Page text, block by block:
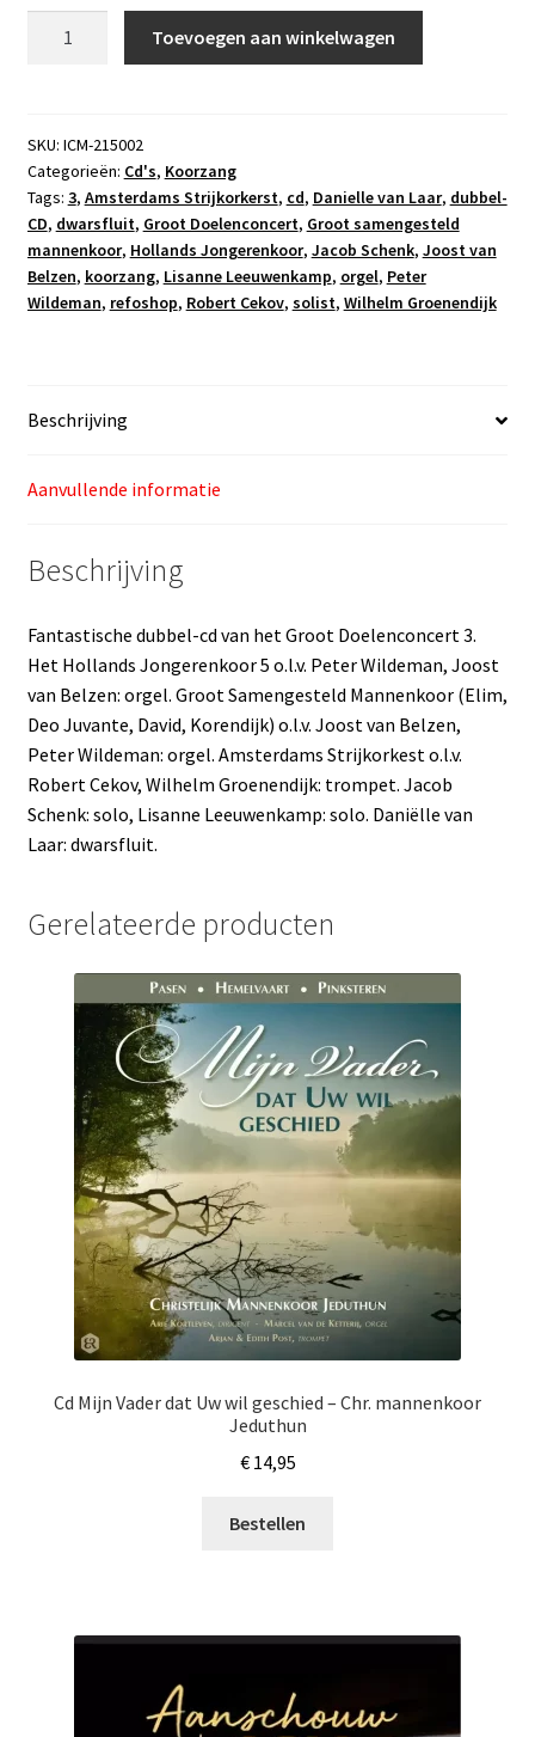
Dubbel-
CD
aantal
Toevoegen aan winkelwagen
SKU: ICM-215002
Categorieën: Cd's, Koorzang
Tags: 3, Amsterdams Strijkorkerst, cd, Danielle van Laar, dubbel-
CD, dwarsfluit, Groot Doelenconcert, Groot samengesteld
mannenkoor, Hollands Jongerenkoor, Jacob Schenk, Joost van
Belzen, koorzang, Lisanne Leeuwenkamp, orgel, Peter
Wildeman, refoshop, Robert Cekov, solist, Wilhelm Groenendijk
Beschrijving
Aanvullende informatie
Beschrijving
Fantastische dubbel-cd van het Groot Doelenconcert 3.
Het Hollands Jongerenkoor 5 o.l.v. Peter Wildeman, Joost
van Belzen: orgel. Groot Samengesteld Mannenkoor (Elim,
Deo Juvante, David, Korendijk) o.l.v. Joost van Belzen,
Peter Wildeman: orgel. Amsterdams Strijkorkest o.l.v.
Robert Cekov, Wilhelm Groenendijk: trompet. Jacob
Schenk: solo, Lisanne Leeuwenkamp: solo. Daniëlle van
Laar: dwarsfluit.
Gerelateerde producten
Cd Mijn Vader dat Uw wil geschied – Chr. mannenkoor
Jeduthun
€14,95
Bestellen